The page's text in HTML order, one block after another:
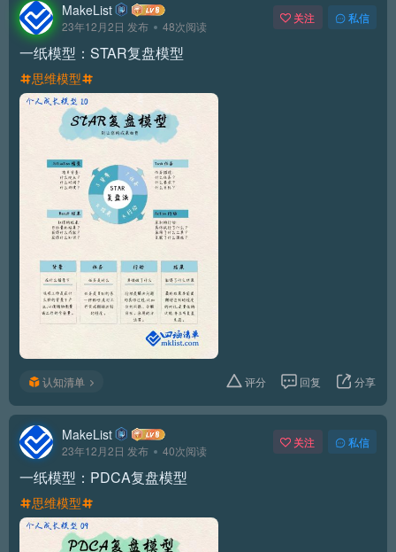
MakeList
23年12月2日 发布 48次阅读
关注 私信
一纸模型：STAR复盘模型
思维模型
认知清单 评分 回复 分享
MakeList
23年12月2日 发布 40次阅读
关注 私信
一纸模型：PDCA复盘模型
思维模型